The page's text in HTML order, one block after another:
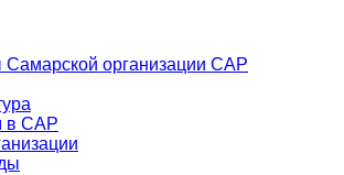
организации САР
в САР